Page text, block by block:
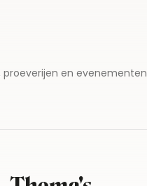
en evenementen